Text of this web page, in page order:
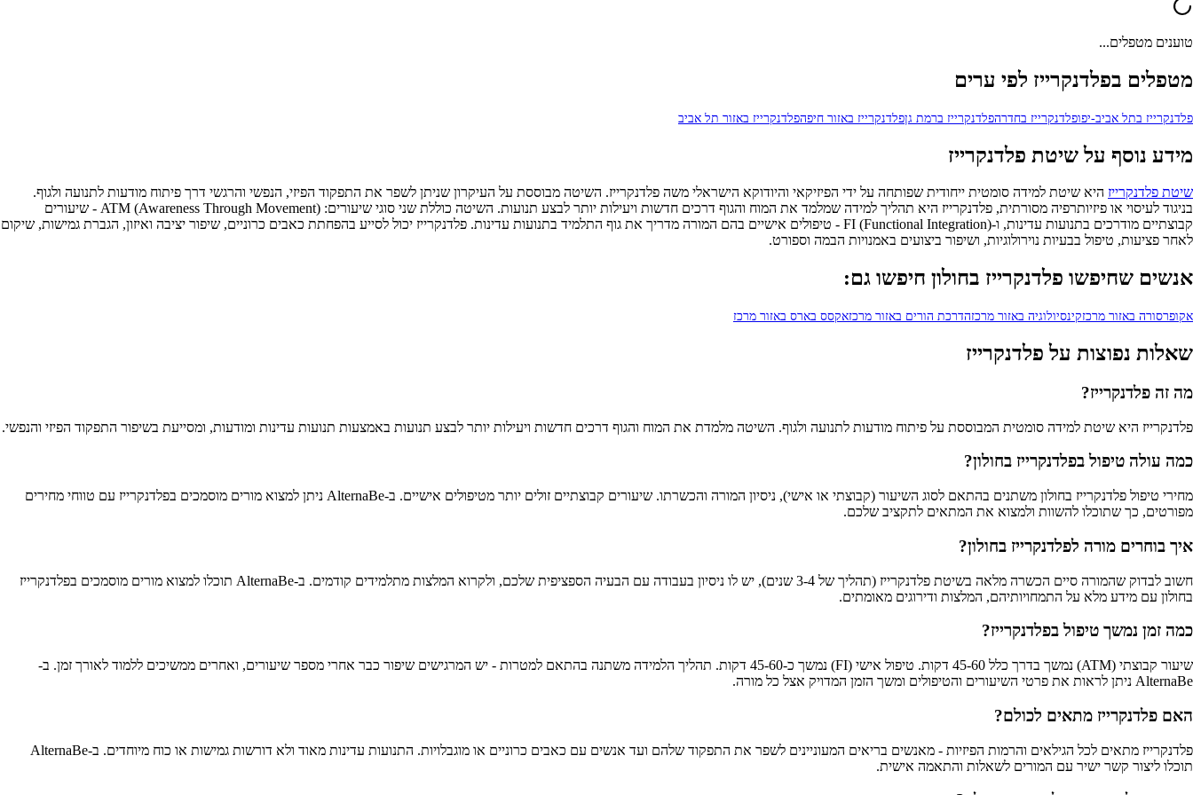
טוענים מטפלים...
מטפלים בפלדנקרייז לפי ערים
פלדנקרייז בתל אביב-יפופלדנקרייז בחדרהפלדנקרייז ברמת גןפלדנקרייז באזור חיפהפלדנקרייז באזור תל אביב
מידע נוסף על שיטת פלדנקרייז
שיטת פלדנקרייז היא שיטת למידה סומטית ייחודית שפותחה על ידי הפיזיקאי והיודוקא הישראלי משה פלדנקרייז. השיטה מבוססת על העיקרון שניתן לשפר את התפקוד הפיזי, הנפשי והרגשי דרך פיתוח מודעות לתנועה ולגוף.
בניגוד לעיסוי או פיזיותרפיה מסורתית, פלדנקרייז היא תהליך למידה שמלמד את המוח והגוף דרכים חדשות ויעילות יותר לבצע תנועות. השיטה כוללת שני סוגי שיעורים: ATM (Awareness Through Movement) - שיעורים
קבוצתיים מודרכים בתנועות עדינות, ו-FI (Functional Integration) - טיפולים אישיים בהם המורה מדריך את גוף התלמיד בתנועות עדינות. פלדנקרייז יכול לסייע בהפחתת כאבים כרוניים, שיפור יציבה ואיזון, הגברת גמישות, שיקום
לאחר פציעות, טיפול בבעיות נוירולוגיות, ושיפור ביצועים באמנויות הבמה וספורט.
אנשים שחיפשו פלדנקרייז בחולון חיפשו גם:
אקופרסורה באזור מרכזקינסיולוגיה באזור מרכזהדרכת הורים באזור מרכזאקסס בארס באזור מרכז
שאלות נפוצות על פלדנקרייז
מה זה פלדנקרייז?
פלדנקרייז היא שיטת למידה סומטית המבוססת על פיתוח מודעות לתנועה ולגוף. השיטה מלמדת את המוח והגוף דרכים חדשות ויעילות יותר לבצע תנועות באמצעות תנועות עדינות ומודעות, ומסייעת בשיפור התפקוד הפיזי והנפשי.
כמה עולה טיפול בפלדנקרייז בחולון?
מחירי טיפול פלדנקרייז בחולון משתנים בהתאם לסוג השיעור (קבוצתי או אישי), ניסיון המורה והכשרתו. שיעורים קבוצתיים זולים יותר מטיפולים אישיים. ב-AlternaBe ניתן למצוא מורים מוסמכים בפלדנקרייז עם טווחי מחירים
מפורטים, כך שתוכלו להשוות ולמצוא את המתאים לתקציב שלכם.
איך בוחרים מורה לפלדנקרייז בחולון?
חשוב לבדוק שהמורה סיים הכשרה מלאה בשיטת פלדנקרייז (תהליך של 3-4 שנים), יש לו ניסיון בעבודה עם הבעיה הספציפית שלכם, ולקרוא המלצות מתלמידים קודמים. ב-AlternaBe תוכלו למצוא מורים מוסמכים בפלדנקרייז
בחולון עם מידע מלא על התמחויותיהם, המלצות ודירוגים מאומתים.
כמה זמן נמשך טיפול בפלדנקרייז?
שיעור קבוצתי (ATM) נמשך בדרך כלל 45-60 דקות. טיפול אישי (FI) נמשך כ-45-60 דקות. תהליך הלמידה משתנה בהתאם למטרות - יש המרגישים שיפור כבר אחרי מספר שיעורים, ואחרים ממשיכים ללמוד לאורך זמן. ב-
AlternaBe ניתן לראות את פרטי השיעורים והטיפולים ומשך הזמן המדויק אצל כל מורה.
האם פלדנקרייז מתאים לכולם?
פלדנקרייז מתאים לכל הגילאים והרמות הפיזיות - מאנשים בריאים המעוניינים לשפר את התפקוד שלהם ועד אנשים עם כאבים כרוניים או מוגבלויות. התנועות עדינות מאוד ולא דורשות גמישות או כוח מיוחדים. ב-AlternaBe
תוכלו ליצור קשר ישיר עם המורים לשאלות והתאמה אישית.